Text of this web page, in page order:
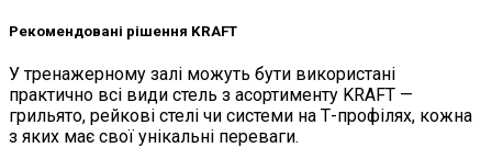
Рекомендовані рішення KRAFT
У тренажерному залі можуть бути використані
практично всі види стель з асортименту KRAFT —
грильято, рейкові стелі чи системи на Т-профілях, кожна
з яких має свої унікальні переваги.